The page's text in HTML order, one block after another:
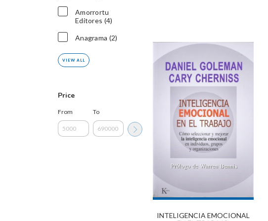
Amorrortu
Editores (4)
Anagrama (2)
VIEW ALL
Price
From To
INTELIGENCIA EMOCIONAL